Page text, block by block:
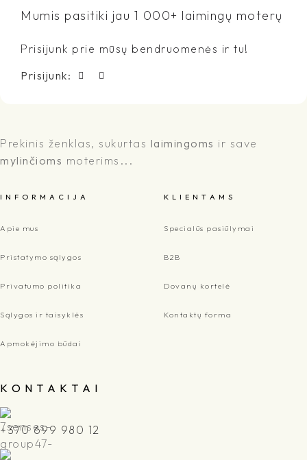
Mumis pasitiki jau 1 000+ laimingų moterų
Prisijunk prie mūsų bendruomenės ir tu!
Prisijunk:
Prekinis ženklas, sukurtas laimingoms ir save
mylinčioms moterims...
I N F O R M A C I J A
Apie mus
Pristatymo sąlygos
Privatumo politika
Sąlygos ir taisyklės
Apmokėjimo būdai
K L I E N T A M S
Specialūs pasiūlymai
B2B
Dovanų kortelė
Kontaktų forma
K O N T A K T A I
+370 699 980 12